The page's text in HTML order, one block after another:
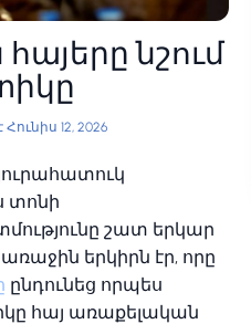
նշում
12, 2026
տոնի
շատ երկար
երկիրն էր, որը
ընդունեց որպես
հայ առաքելական